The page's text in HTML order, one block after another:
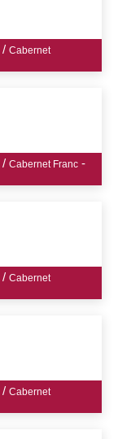
/Cabernet
/Cabernet Franc -
/Cabernet
/Cabernet